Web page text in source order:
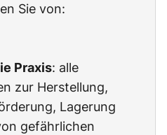
Sie von:
Praxis: alle
zur Herstellung,
Lagerung
gefährlichen